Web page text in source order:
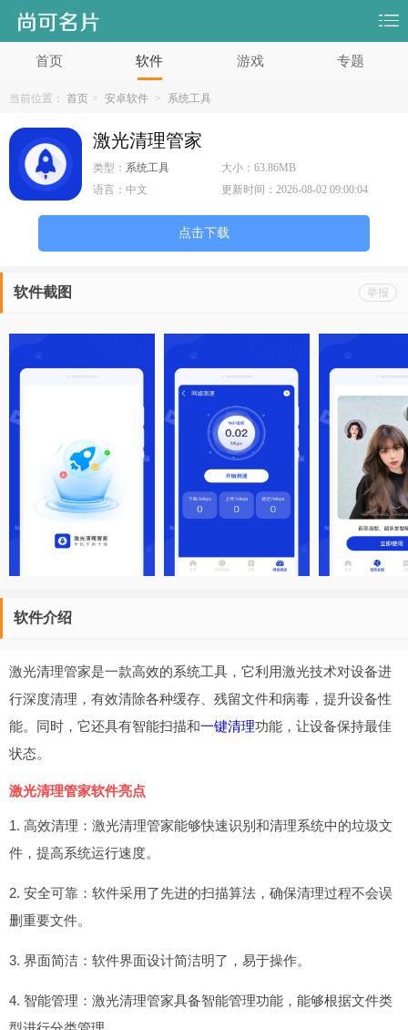
首页 软件 游戏 专题
当前位置： 首页 > 安卓软件 > 系统工具
激光清理管家
类型： 系统工具 大小：63.86MB
语言： 中文 更新时间：2026-08-02 09:00:04
点击下载
举报
软件截图
软件介绍
激光清理管家是一款高效的系统工具，它利用激光技术对设备进
行深度清理，有效清除各种缓存、残留文件和病毒，提升设备性
能。同时，它还具有智能扫描和一键清理功能，让设备保持最佳
状态。
激光清理管家软件亮点
1. 高效清理：激光清理管家能够快速识别和清理系统中的垃圾文
件，提高系统运行速度。
2. 安全可靠：软件采用了先进的扫描算法，确保清理过程不会误
删重要文件。
3. 界面简洁：软件界面设计简洁明了，易于操作。
4. 智能管理：激光清理管家具备智能管理功能，能够根据文件类